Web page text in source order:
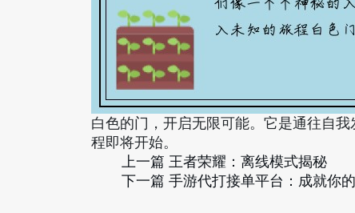
白色的门，开启无限可能。它是通往自
程即将开始。
上一篇 王者荣耀：离线模式揭秘
下一篇 手游代打接单平台：成就你